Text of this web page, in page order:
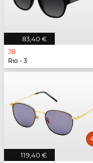
83,40 €
JB
Rio - 3
119,40 €